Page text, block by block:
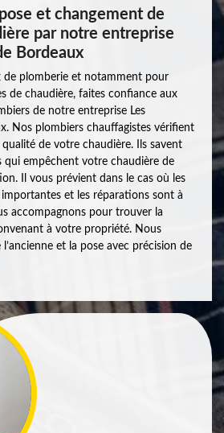
et changement de
par notre entreprise
Bordeaux
de plomberie et notamment pour
de chaudière, faites confiance aux
de notre entreprise Les
Nos plombiers chauffagistes vérifient
de votre chaudière. Ils savent
qui empêchent votre chaudière de
Il vous prévient dans le cas où les
et les réparations sont à
accompagnons pour trouver la
à votre propriété. Nous
et la pose avec précision de